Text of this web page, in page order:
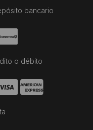
bancario
o débito